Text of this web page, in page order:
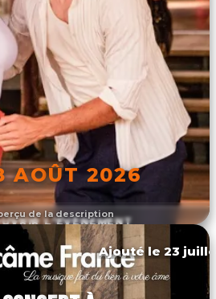
de la description
AOÛT 2026
L'ÉVÉNEMENT
Ajouté le 23